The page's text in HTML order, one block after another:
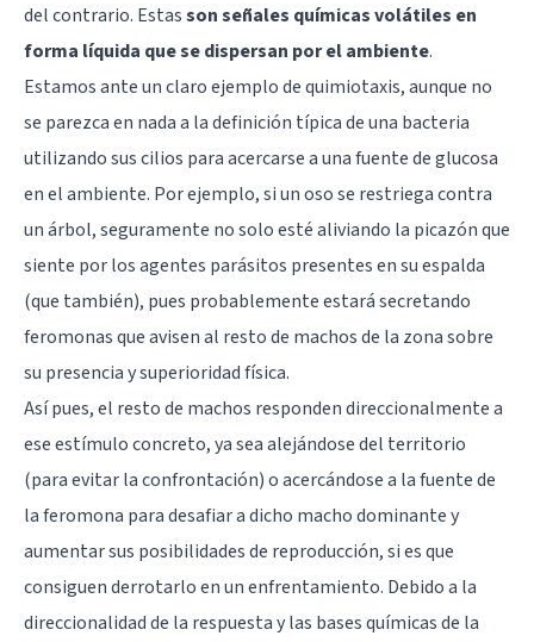
del contrario. Estasson señales químicas volátiles en
forma líquida que se dispersan por el ambiente.
Estamos ante un claro ejemplo de quimiotaxis, aunque no
se parezca en nada a la definición típica de una bacteria
utilizando sus cilios para acercarse a una fuente de glucosa
en el ambiente. Por ejemplo, si un oso se restriega contra
un árbol, seguramente no solo esté aliviando la picazón que
siente por los agentes parásitos presentes en su espalda
(que también), pues probablemente estará secretando
feromonas que avisen al resto de machos de la zona sobre
su presencia y superioridad física.
Así pues, el resto de machos responden direccionalmente a
ese estímulo concreto, ya sea alejándose del territorio
(para evitar la confrontación) o acercándose a la fuente de
la feromona para desafiar a dicho macho dominante y
aumentar sus posibilidades de reproducción, si es que
consiguen derrotarlo en un enfrentamiento. Debido a la
direccionalidad de la respuesta y las bases químicas de la